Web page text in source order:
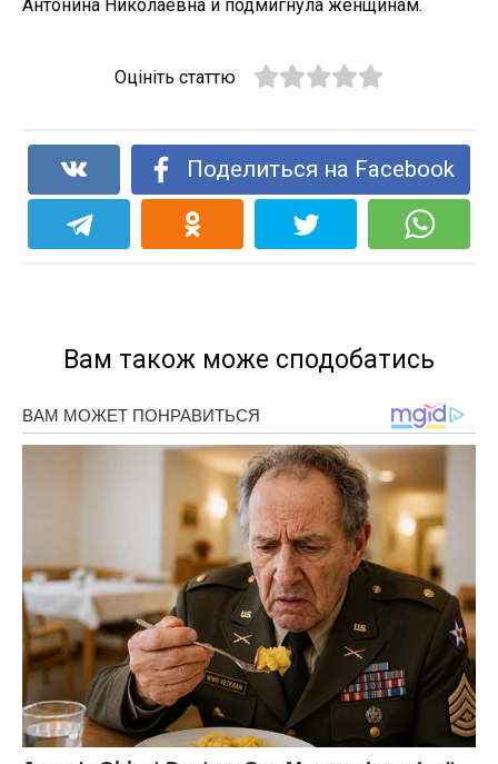
Антонина Николаевна и подмигнула женщинам.
Оцініть статтю
Поделиться на Facebook
Вам також може сподобатись